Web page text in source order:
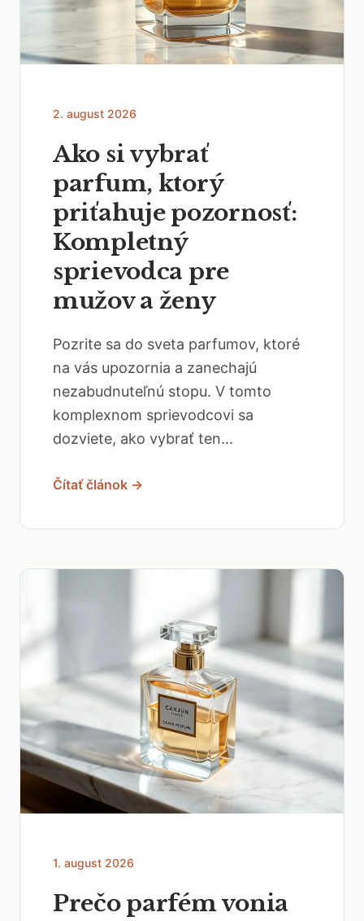
2. august 2026
Ako si vybrať
parfum, ktorý
priťahuje pozornosť:
Kompletný
sprievodca pre
mužov a ženy
Pozrite sa do sveta parfumov, ktoré
na vás upozornia a zanechajú
nezabudnuteľnú stopu. V tomto
komplexnom sprievodcovi sa
dozviete, ako vybrať ten...
Čítať článok →
1. august 2026
Prečo parfém vonia